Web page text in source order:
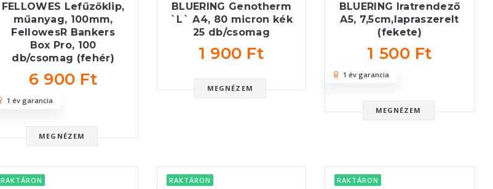
FELLOWES Lefűzőklip,
műanyag, 100mm,
FellowesR Bankers
Box Pro, 100
db/csomag (fehér)
6 900 Ft
MEGNÉZEM
1 év garancia
BLUERING Genotherm
`L` A4, 80 micron kék
25 db/csomag
1 900 Ft
MEGNÉZEM
BLUERING Iratrendező
A5, 7,5cm,lapraszerelt
(fekete)
1 500 Ft
MEGNÉZEM
1 év garancia
RAKTÁRON RAKTÁRON RAKTÁRON